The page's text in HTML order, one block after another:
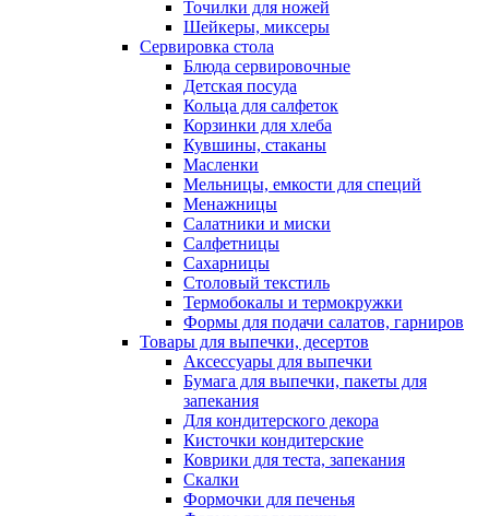
Точилки для ножей
Шейкеры, миксеры
Сервировка стола
Блюда сервировочные
Детская посуда
Кольца для салфеток
Корзинки для хлеба
Кувшины, стаканы
Масленки
Мельницы, емкости для специй
Менажницы
Салатники и миски
Салфетницы
Сахарницы
Столовый текстиль
Термобокалы и термокружки
Формы для подачи салатов, гарниров
Товары для выпечки, десертов
Аксессуары для выпечки
Бумага для выпечки, пакеты для
запекания
Для кондитерского декора
Кисточки кондитерские
Коврики для теста, запекания
Скалки
Формочки для печенья